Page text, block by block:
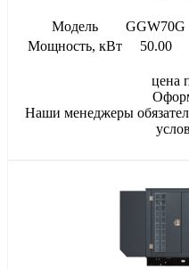
Модель
GGW70G
Мощность, кВт
50.00
цена
Наши менеджеры